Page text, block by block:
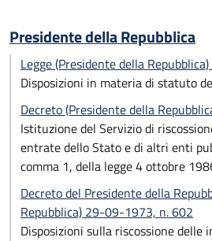
Presidente della Repubblica
Legge (Presidente della
Disposizioni in materia di statuto
Decreto (Presidente della
Istituzione del Servizio di
entrate dello Stato e di altri enti
comma 1, della legge 4 ottobre
Decreto del Presidente della
Repubblica) 29-09-1973, n. 602
Disposizioni sulla riscossione delle